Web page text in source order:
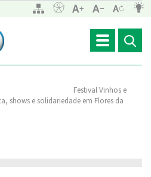
Toggle
navigation
Festival Vinhos e
shows e solidariedade em Flores da